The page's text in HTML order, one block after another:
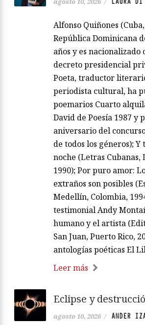
Alfonso Quiñones
República Dominicana
años y es
decreto presidencial
Poeta, traductor
periodista cultural, ha
poemarios Cuarto
David de Poesía 1987 y
aniversario del
de todos los géneros);
noche (Letras Cubanas,
1990); Por puro amor:
extraños son posibles
Medellín, Colombia,
testimonial Andy
humano y el artista
San Juan, Puerto Rico,
antologías poéticas El
Leer más
Eclipse y
agosto 10, 2026 / ANDER